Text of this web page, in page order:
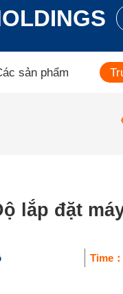
sản phẩm
lắp đặt
Time：